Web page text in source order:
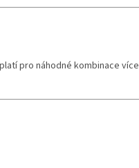
pro náhodné kombinace více